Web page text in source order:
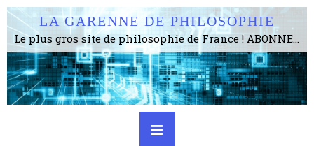
LA GARENNE DE PHILOSOPHIE
Le plus gros site de philosophie de France ! ABONNEZ-VOUS ! 4115 Articles, 1634 abonné·e·s, depuis 2006 . . . . . . . . 2 852 214 pages vues jusqu'à présent. Prestance et être apte à un plus grand nombre de choses.